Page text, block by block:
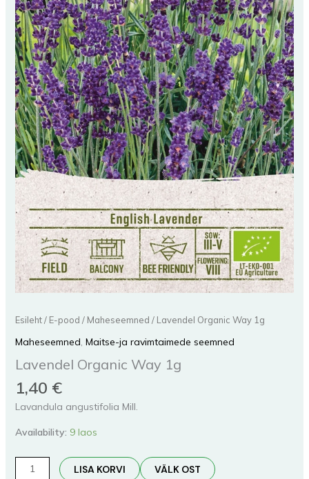
Esileht/ E-pood / Maheseemned / Lavendel Organic Way 1g
Maheseemned, Maitse-ja ravimtaimede seemned
Lavendel Organic Way 1g
1,40 €
Lavandula angustifolia Mill.
Availability: 9 laos
LISA KORVI VÄLK OST